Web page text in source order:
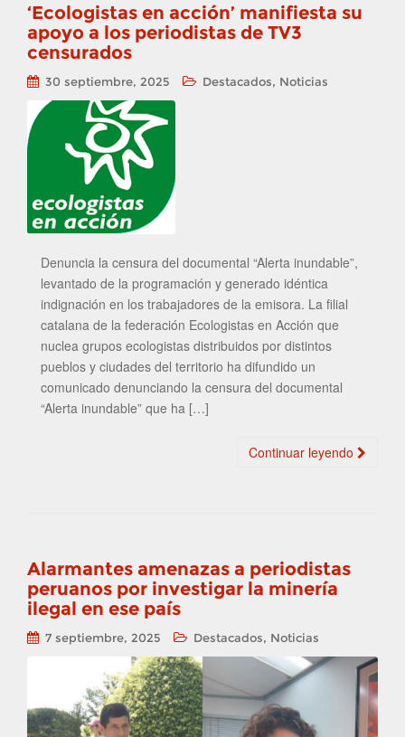
‘Ecologistas en acción’ manifiesta su
apoyo a los periodistas de TV3
censurados
30 septiembre, 2025 Destacados, Noticias
Denuncia la censura del documental “Alerta inundable”,
levantado de la programación y generado idéntica
indignación en los trabajadores de la emisora. La filial
catalana de la federación Ecologistas en Acción que
nuclea grupos ecologistas distribuidos por distintos
pueblos y ciudades del territorio ha difundido un
comunicado denunciando la censura del documental
“Alerta inundable” que ha […]
Continuar leyendo
Alarmantes amenazas a periodistas
peruanos por investigar la minería
ilegal en ese país
7 septiembre, 2025 Destacados, Noticias